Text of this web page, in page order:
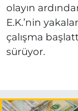
olayın
E.K.’nin
çalışma
sürüyor.